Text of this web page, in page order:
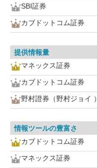
SBI証券
カブドットコム証券
提供情報量
マネックス証券
カブドットコム証券
野村證券（野村ジョイ ）
情報ツールの豊富さ
カブドットコム証券
マネックス証券